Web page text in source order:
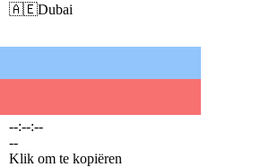
🇦🇪Dubai
--:--:--
--
Klik om te kopiëren